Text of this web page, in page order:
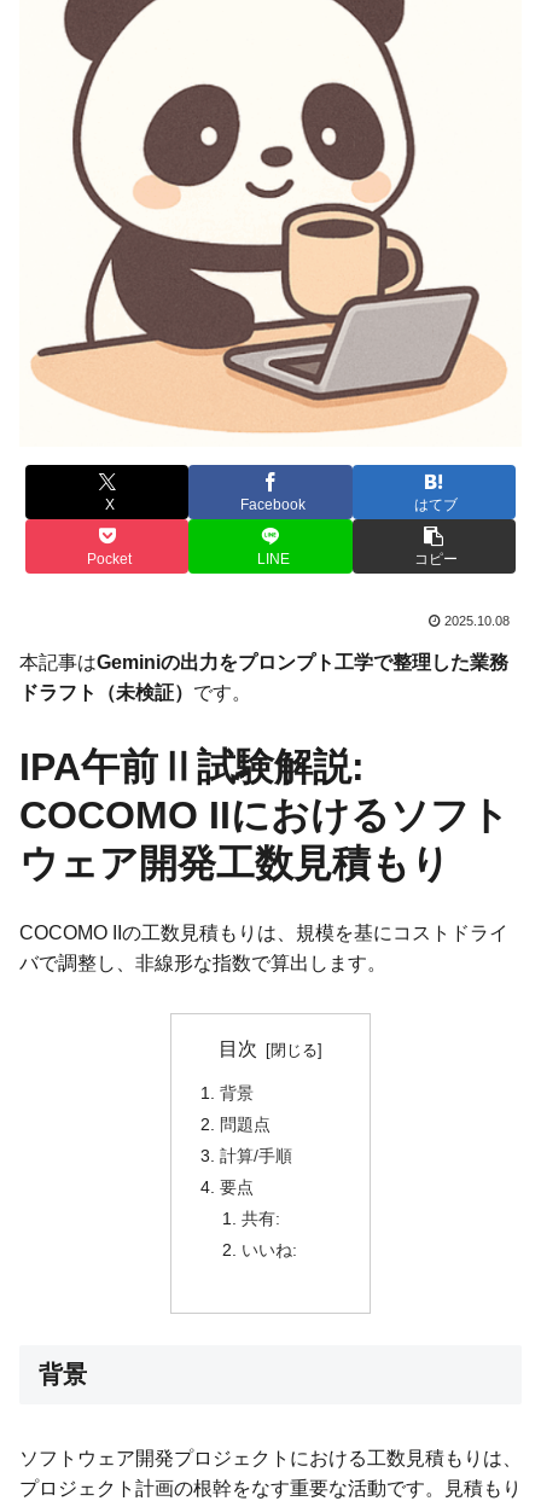
X Facebook はてブ
Pocket LINE コピー
2025.10.08
本記事はGeminiの出力をプロンプト工学で整理した業務
ドラフト（未検証） です。
IPA午前Ⅱ試験解説:
COCOMO IIにおけるソフト
ウェア開発工数見積もり
COCOMO IIの工数見積もりは、規模を基にコストドライ
バで調整し、非線形な指数で算出します。
目次
背景
問題点
計算/手順
要点
共有:
いいね:
背景
ソフトウェア開発プロジェクトにおける工数見積もりは、
プロジェクト計画の根幹をなす重要な活動です。見積もり